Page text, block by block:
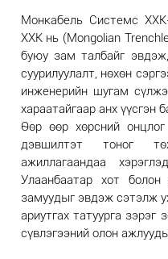
Монкабель Системс
ХХК нь (Mongolian
буюу зам талбайг
суурилуулалт, нөхөн
инженерийн шугам
хараатайгаар анх үүсгэн
Өөр өөр хөрсний
дэвшилтэт тоног
ажиллагаандаа
Улаанбаатар хот
замуудыг эвдэж сэтэлж
ариутгах татуурга
сүвлэгээний олон